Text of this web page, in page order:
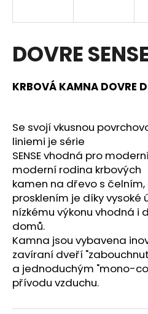
DOVRE
KRBOVÁ KAMNA DOVRE
Se svojí vkusnou
liniemi je série
SENSE vhodná pro
moderní rodina krbových
kamen na dřevo s
prosklením je díky vysoké
nízkému výkonu vhodná i
domů.
Kamna jsou vybavena
zavíraní dveří
a jednoduchým "mono-
přívodu vzduchu.
í
t
?
D
o
p
o
r
u
č
u
j